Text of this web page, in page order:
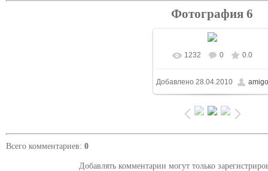
Фотография 6
В реальном размере
1024x687/ 115.4Kb
1232 0 0.0
Добавлено 28.04.2010 amigo
Всего комментариев: 0
Добавлять комментарии могут только